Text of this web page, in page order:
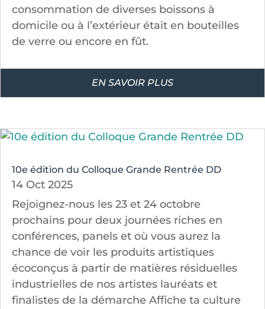
consommation de diverses boissons à
domicile ou à l’extérieur était en bouteilles
de verre ou encore en fût.
EN SAVOIR PLUS
10e édition du Colloque Grande Rentrée DD
14 Oct 2025
Rejoignez-nous les 23 et 24 octobre
prochains pour deux journées riches en
conférences, panels et où vous aurez la
chance de voir les produits artistiques
écoconçus à partir de matières résiduelles
industrielles de nos artistes lauréats et
finalistes de la démarche Affiche ta culture